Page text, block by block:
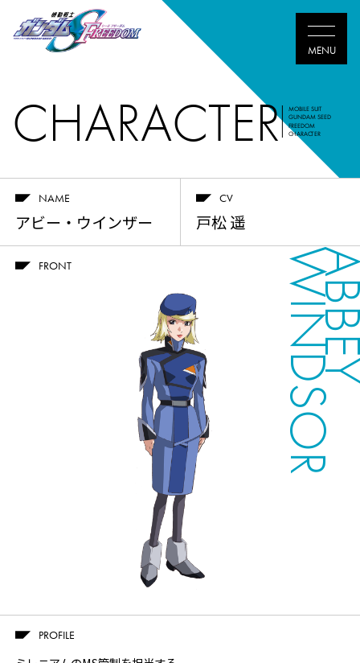
CHARACTER
MOBILE SUIT
GUNDAM SEED
FREEDOM
CHARACTER
NAME
アビー・ウインザー
CV
戸松 遥
FRONT WINDSOR
PROFILE